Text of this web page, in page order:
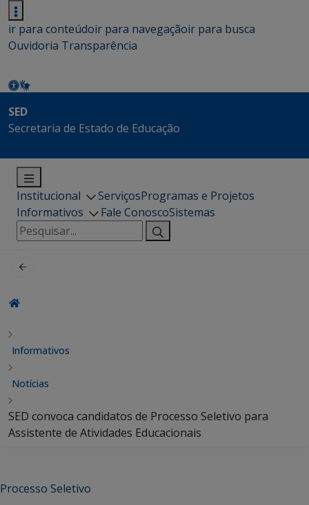
ir para conteúdoir para navegaçãoir para busca
Ouvidoria Transparência
SED
Secretaria de Estado de Educação
Institucional ServiçosProgramas e Projetos
Informativos
Fale ConoscoSistemas
Pesquisar
por:
Informativos
Notícias
SED convoca candidatos de Processo Seletivo para
Assistente de Atividades Educacionais
Processo Seletivo